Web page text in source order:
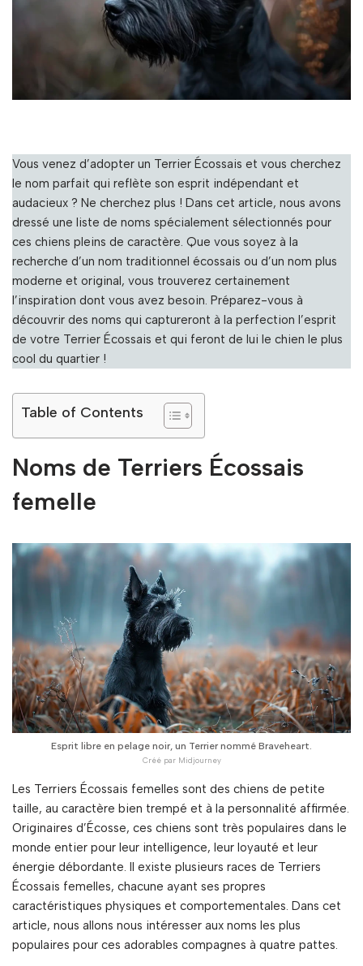
Vous venez d’adopter un Terrier Écossais et vous cherchez
le nom parfait qui reflète son esprit indépendant et
audacieux ? Ne cherchez plus ! Dans cet article, nous avons
dressé une liste de noms spécialement sélectionnés pour
ces chiens pleins de caractère. Que vous soyez à la
recherche d’un nom traditionnel écossais ou d’un nom plus
moderne et original, vous trouverez certainement
l’inspiration dont vous avez besoin. Préparez-vous à
découvrir des noms qui captureront à la perfection l’esprit
de votre Terrier Écossais et qui feront de lui le chien le plus
cool du quartier !
Table of Contents
Noms de Terriers Écossais
femelle
Esprit libre en pelage noir, un Terrier nommé Braveheart.
Les Terriers Écossais femelles sont des chiens de petite
taille, au caractère bien trempé et à la personnalité affirmée.
Originaires d’Écosse, ces chiens sont très populaires dans le
monde entier pour leur intelligence, leur loyauté et leur
énergie débordante. Il existe plusieurs races de Terriers
Écossais femelles, chacune ayant ses propres
caractéristiques physiques et comportementales. Dans cet
article, nous allons nous intéresser aux noms les plus
populaires pour ces adorables compagnes à quatre pattes.